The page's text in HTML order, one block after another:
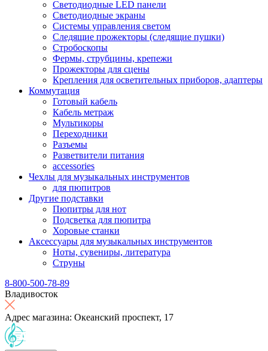
Светодиодные LED панели
Светодиодные экраны
Системы управления светом
Следящие прожекторы (следящие пушки)
Стробоскопы
Фермы, струбцины, крепежи
Прожекторы для сцены
Крепления для осветительных приборов, адаптеры
Коммутация
Готовый кабель
Кабель метраж
Мультикоры
Переходники
Разъемы
Разветвители питания
accessories
Чехлы для музыкальных инструментов
для пюпитров
Другие подставки
Пюпитры для нот
Подсветка для пюпитра
Хоровые станки
Аксессуары для музыкальных инструментов
Ноты, сувениры, литература
Струны
8-800-500-78-89
Владивосток
Адрес магазина: Океанский проспект, 17